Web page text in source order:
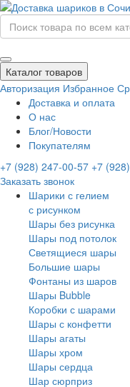
Каталог товаров
Авторизация Избранное
Доставка и оплата
О нас
Блог/Новости
Покупателям
+7 (928) 247-00-57 +7
Заказать звонок
Шарики с гелием
с рисунком
Шары без рисунка
Шары под потолок
Светящиеся шары
Большие шары
Фонтаны из шаров
Шары Bubble
Коробки с шарами
Шары с конфетти
Шары агаты
Шары хром
Шары сердца
Шар сюрприз